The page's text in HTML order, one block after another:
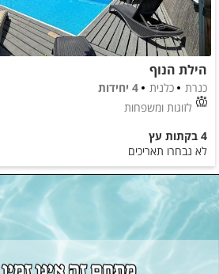
הילת הנוף
כנרת כלנית
4 יחידות
לזוגות ומשפחות
4 בקתות עץ
לא נבחרו תאריכים